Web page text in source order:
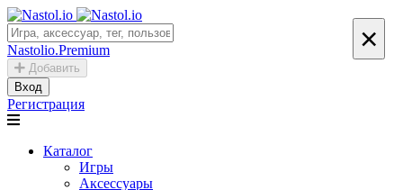
Nastolio.Premium
Добавить
Вход
Регистрация
Каталог
Игры
Аксессуары
×